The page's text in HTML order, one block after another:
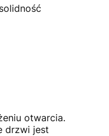
otwarcia.
drzwi jest